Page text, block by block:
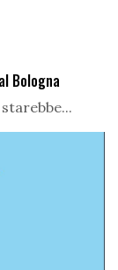
Bologna